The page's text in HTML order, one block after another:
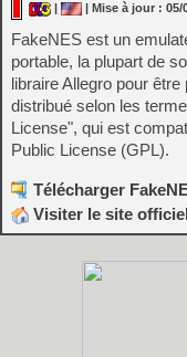
| | Mise à jour : 05/
FakeNES est un
portable, la plupart de
libraire Allegro pour
distribué selon les
License", qui est
Public License (GPL).
Télécharger
Visiter le site officiel